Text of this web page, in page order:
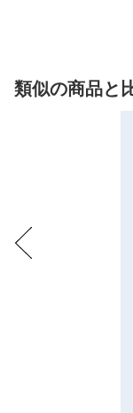
類似の商品と